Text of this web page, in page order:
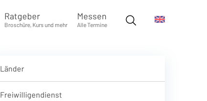
Ratgeber
Broschüre, Kurs und mehr
Messen
Alle Termine
Länder
Freiwilligendienst